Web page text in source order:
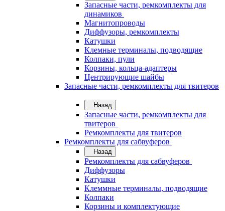
Запасные части, ремкомплекты для
динамиков
Магнитопроводы
Диффузоры, ремкомплекты
Катушки
Клемные терминалы, подводящие
Колпаки, пули
Корзины, кольца-адаптеры
Центрирующие шайбы
Запасные части, ремкомплекты для твитеров
Назад
Запасные части, ремкомплекты для
твитеров
Ремкомплекты для твитеров
Ремкомплекты для сабвуферов
Назад
Ремкомплекты для сабвуферов
Диффузоры
Катушки
Клеммные терминалы, подводящие
Колпаки
Корзины и комплектующие